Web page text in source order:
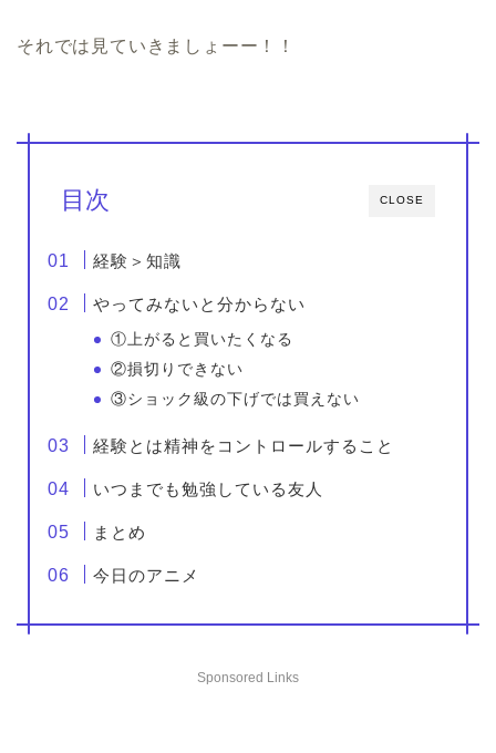
それでは見ていきましょーー！！
CLOSE
目次
経験＞知識
やってみないと分からない
①上がると買いたくなる
②損切りできない
③ショック級の下げでは買えない
経験とは精神をコントロールすること
いつまでも勉強している友人
まとめ
今日のアニメ
Sponsored Links